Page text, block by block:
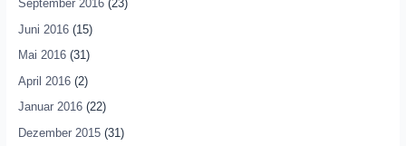
September 2016(23)
Juni 2016(15)
Mai 2016(31)
April 2016(2)
Januar 2016(22)
Dezember 2015(31)